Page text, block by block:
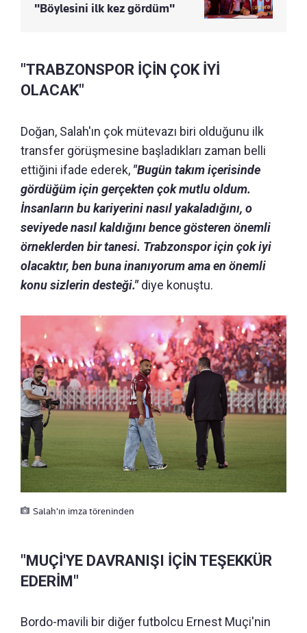
"Böylesini ilk kez gördüm"
"TRABZONSPOR İÇİN ÇOK İYİ
OLACAK"
Doğan, Salah'ın çok mütevazı biri olduğunu ilk
transfer görüşmesine başladıkları zaman belli
ettiğini ifade ederek, "Bugün takım içerisinde
gördüğüm için gerçekten çok mutlu oldum.
İnsanların bu kariyerini nasıl yakaladığını, o
seviyede nasıl kaldığını bence gösteren önemli
örneklerden bir tanesi. Trabzonspor için çok iyi
olacaktır, ben buna inanıyorum ama en önemli
konu sizlerin desteği."diye konuştu.
Salah'ın imza töreninden
"MUÇİ'YE DAVRANIŞI İÇİN TEŞEKKÜR
EDERİM"
Bordo-mavili bir diğer futbolcu Ernest Muçi'nin